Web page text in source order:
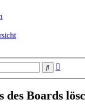
Suche
des Boards